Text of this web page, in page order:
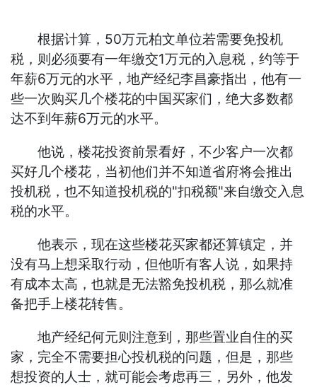
根据计算，50万元柏文单位若需要免投机
税，则必须要有一年缴交1万元的入息税，约等于
年薪6万元的水平，地产经纪李昌豪指出，他有一
些一次购买几个楼花的中国买家们，绝大多数都
达不到年薪6万元的水平。
他说，楼花投资前景看好，不少客户一次都
买好几个楼花，当初他们并不知道省府将会推出
投机税，也不知道投机税的"扣税额"来自缴交入息
税的水平。
他表示，现在这些楼花买家都还算镇定，并
没有马上想采取行动，但他听有客人说，如果持
有成本太高，也就是无法豁免投机税，那么就准
备把手上楼花转售。
地产经纪何元则注意到，那些置业自住的买
家，完全不需要担心投机税的问题，但是，那些
想投资的人士，就可能会考虑再三，另外，他发